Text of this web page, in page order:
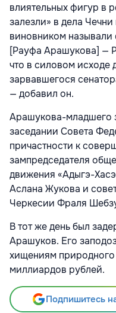
влиятельных фигур в
залезли» в дела
виновником называли
[Рауфа Арашукова] —
что в силовом исходе
зарвавшегося
— добавил он.
Арашукова-младшего
заседании Совета
причастности к
зампредседателя
движения «Адыгэ-
Аслана Жукова и
Черкесии Фраля
В тот же день был
Арашуков. Его
хищениям
миллиардов рублей.
Подпишитесь